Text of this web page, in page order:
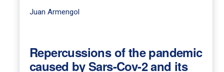
Juan Armengol
Repercussions of the pandemic
caused by Sars-Cov-2 and its